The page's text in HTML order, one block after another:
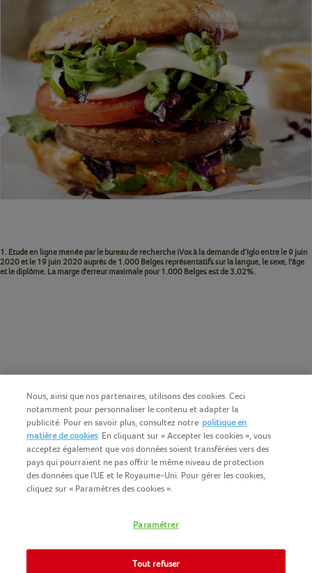
1. Etude en ligne menée par le bureau de recherche iVox à la demande d’Iglo entre le 9 juin
2020 et le 19 juin 2020 auprès de 1.000 Belges représentatifs sur la langue, le sexe, l'âge
et le diplôme. La marge d'erreur maximale pour 1.000 Belges est de 3,02%.
COPYRIGHT IGLO 2025
CONTACTEZ NOUS
COOKIE-POLICY
Nous, ainsi que nos partenaires, utilisons des cookies. Ceci
notamment pour personnaliser le contenu et adapter la
publicité. Pour en savoir plus, consultez notre politique en
matière de cookies. En cliquant sur « Accepter les cookies », vous
acceptez également que vos données soient transférées vers des
pays qui pourraient ne pas offrir le même niveau de protection
des données que l'UE et le Royaume-Uni. Pour gérer les cookies,
cliquez sur « Paramètres des cookies ».
Paramétrer
Tout refuser